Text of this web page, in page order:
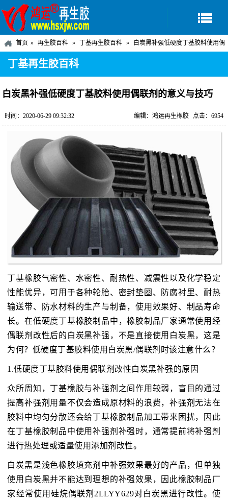
首页 再生胶百科 丁基再生胶百科 白炭黑补强低硬度丁基胶料使用偶
联剂的意义与技巧
丁基再生胶百科
白炭黑补强低硬度丁基胶料使用偶联剂的意义与技巧
时间：2020-06-29 09:32:32 点击：6954
编辑：鸿运再生橡胶
丁基橡胶气密性、水密性、耐热性、减震性以及化学稳定
性能优异，可用于各种轮胎、密封垫圈、防腐衬里、耐热
输送带、防水材料的生产与制备，使用效果好、制品寿命
长。在低硬度丁基橡胶制品中，橡胶制品厂家通常使用经
偶联剂改性后的白炭黑补强，不是直接使用白炭黑，这是
为何？低硬度丁基胶料使用白炭黑/偶联剂时该注意什么？
1.低硬度丁基胶料使用偶联剂改性白炭黑补强的原因
众所周知，丁基橡胶与补强剂之间作用较弱，盲目的通过
提高补强剂用量不仅会造成原材料的浪费，补强剂无法在
胶料中均匀分散还会给丁基橡胶制品加工带来困扰，因此
在丁基橡胶制品中使用补强剂补强时，通常提前将补强剂
进行热处理或适量使用添加剂改性。
白炭黑是浅色橡胶填充剂中补强效果最好的产品，但单独
使用白炭黑并不能达到理想的补强效果，因此橡胶制品厂
家经常使用硅烷偶联剂2LLYY629对白炭黑进行改性。使